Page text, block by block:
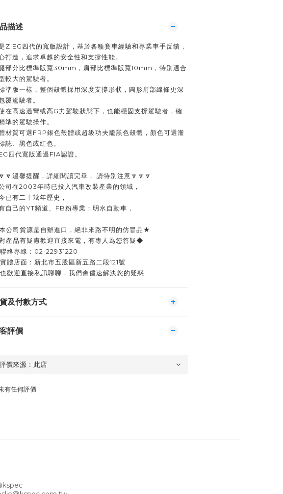
描述
ZIEG四代的寬版設計，基於各種賽車經驗和專業車手反饋，
打造，追求卓越的安全性和支撐性能。
部分比標準版寬30mm，肩部比標準版寬10mm，特別適合
較大的駕駛者。
準版一樣，整個殼體採用深度支撐形狀，圓形肩部線條更深
覆駕駛者。
在高速過彎或高G力駕駛狀態下，也能穩固支撐駕駛者，確
準的駕駛操作。
材質可選FRP銀色殼體或超級功夫籠黑色殼體，顏色可選漸
誌、黑色或紅色。
四代寬版通過FIA認證。
溫馨提醒，詳細閱讀完畢， 請特別注意🔽🔽🔽
司在2003年時已投入汽車改裝產業的領域，
已有二十幾年歷史，
自己的YT頻道、FB粉專業：明水自動車，
公司貨源是自辦進口，絕非來路不明的仿冒品★
產品有疑慮歡迎直接來電，有專人為您答疑◆
絡專線：02-22931220
體店面：新北市五股區新五路二段121號
歡迎直接私訊聊聊，我們會儘速解決您的疑惑
及付款方式
評價
有任何評價